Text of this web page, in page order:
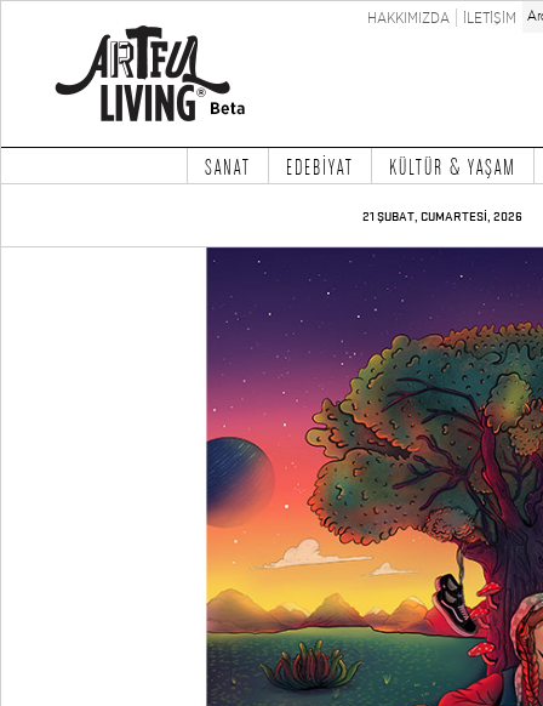
HAKKIMIZDA İLETİŞİM
SANAT EDEBİYAT KÜLTÜR & YAŞAM
21 ŞUBAT, CUMARTESİ, 2026